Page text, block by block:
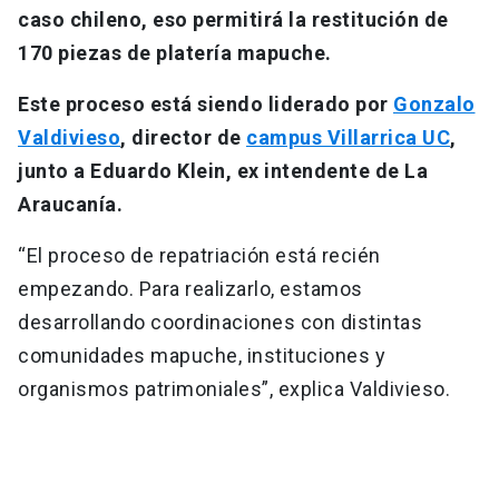
caso chileno, eso permitirá la restitución de
170 piezas de platería mapuche.
Este proceso está siendo liderado por Gonzalo
Valdivieso, director de campus Villarrica UC,
junto a Eduardo Klein, ex intendente de La
Araucanía.
“El proceso de repatriación está recién
empezando. Para realizarlo, estamos
desarrollando coordinaciones con distintas
comunidades mapuche, instituciones y
organismos patrimoniales”, explica Valdivieso.